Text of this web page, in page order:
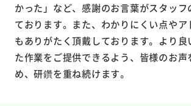
かった」など、感謝のお言葉がスタッフ
ております。また、わかりにくい点やア
もありがたく頂戴しております。より良
た作業をご提供できるよう、皆様のお声
め、研鑽を重ね続けます。